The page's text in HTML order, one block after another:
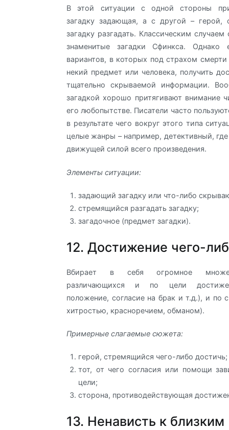
В этой ситуации с одной стороны
загадку задающая, а с другой – герой,
загадку разгадать. Классическим
знаменитые загадки Сфинкса. Однако
вариантов, в которых под страхом
некий предмет или человека, получить
тщательно скрываемой информации.
загадкой хорошо притягивают внимание
его любопытстве. Писатели часто
в результате чего вокруг этого типа
целые жанры – например, детективный, где
движущей силой всего произведения.
Элементы ситуации:
задающий загадку или что-либо
стремящийся разгадать загадку;
загадочное (предмет загадки).
12. Достижение чего-
Вбирает в себя огромное
различающихся и по цели
положение, согласие на брак и т.д.), и по
хитростью, красноречием, обманом).
Примерные слагаемые сюжета:
герой, стремящийся чего-либо достичь;
тот, от чего согласия или помощи
цели;
сторона, противодействующая
13. Ненависть к близким